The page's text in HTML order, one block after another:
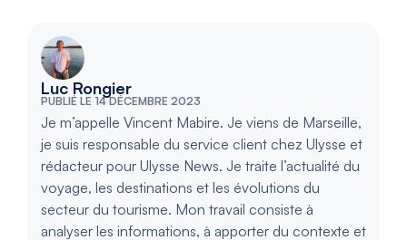
Luc Rongier
PUBLIÉ LE 14 DÉCEMBRE 2023
Je m’appelle Vincent Mabire. Je viens de Marseille,
je suis responsable du service client chez Ulysse et
rédacteur pour Ulysse News. Je traite l’actualité du
voyage, les destinations et les évolutions du
secteur du tourisme. Mon travail consiste à
analyser les informations, à apporter du contexte et